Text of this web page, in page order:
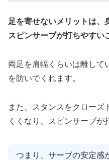
足を寄せないメリットは、
スピンサーブが打ちやすい
両足を肩幅くらいは離して
を防いでくれます。
また、スタンスをクローズ
くくなり、スピンサーブが
つまり、サーブの安定感